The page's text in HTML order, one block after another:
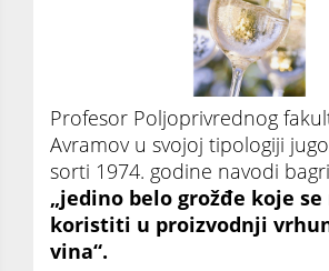
Profesor Poljoprivrednog
Avramov u svojoj tipologiji
sorti 1974. godine navodi
„jedino belo grožđe koje se
koristiti u proizvodnji
vina“.